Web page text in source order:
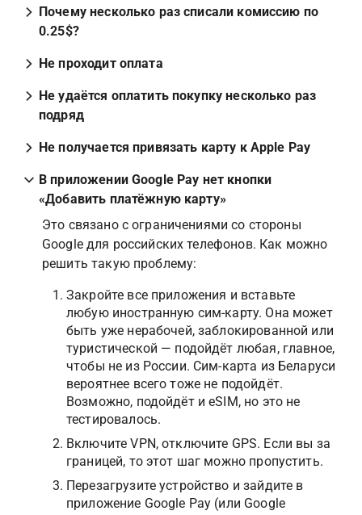
Почему несколько раз списали комиссию по
0.25$?
Не проходит оплата
Не удаётся оплатить покупку несколько раз
подряд
Не получается привязать карту к Apple Pay
В приложении Google Pay нет кнопки
«Добавить платёжную карту»
Это связано с ограничениями со стороны
Google для российских телефонов. Как можно
решить такую проблему:
Закройте все приложения и вставьте
любую иностранную сим-карту. Она может
быть уже нерабочей, заблокированной или
туристической — подойдёт любая, главное,
чтобы не из России. Сим-карта из Беларуси
вероятнее всего тоже не подойдёт.
Возможно, подойдёт и eSIM, но это не
тестировалось.
Включите VPN, отключите GPS. Если вы за
границей, то этот шаг можно пропустить.
Перезагрузите устройство и зайдите в
приложение Google Pay (или Google